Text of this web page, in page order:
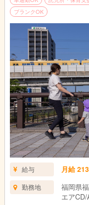
ブランクOK
給与 月給
勤務地
福岡県
エアCD/